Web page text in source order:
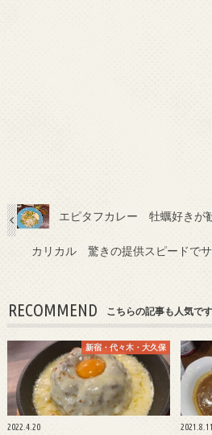
エピタフカレー 牡蠣好きが
カリカル 驚きの提供スピードで
RECOMMEND こちらの記事も人気です
新宿・代々木・大久保
2022.4.20 2021.8.11